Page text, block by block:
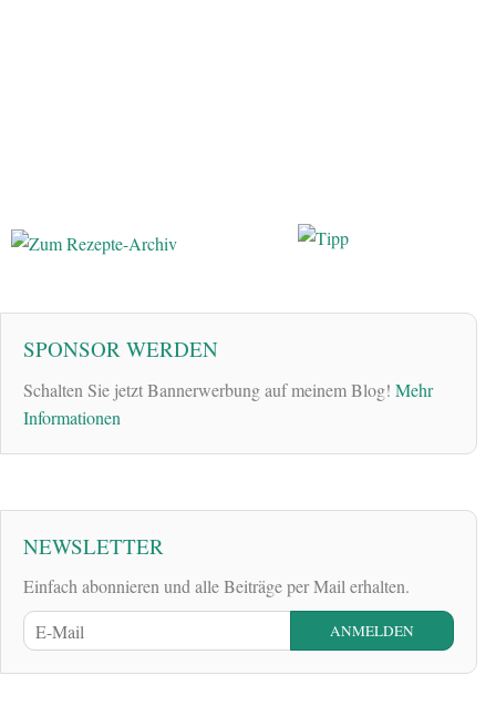
SPONSOR WERDEN
Schalten Sie jetzt Bannerwerbung auf meinem Blog! Mehr
Informationen
NEWSLETTER
Einfach abonnieren und alle Beiträge per Mail erhalten.